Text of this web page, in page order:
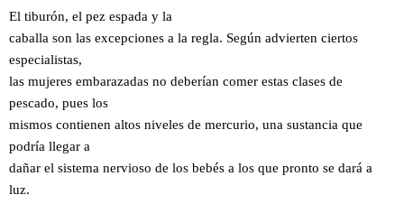
El tiburón, el pez espada y la
caballa son las excepciones a la regla. Según advierten ciertos
especialistas,
las mujeres embarazadas no deberían comer estas clases de
pescado, pues los
mismos contienen altos niveles de mercurio, una sustancia que
podría llegar a
dañar el sistema nervioso de los bebés a los que pronto se dará a
luz.